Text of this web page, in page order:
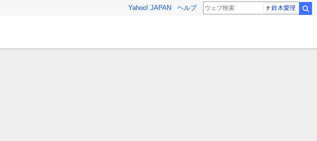
Yahoo! JAPAN ヘルプ 鈴木愛理